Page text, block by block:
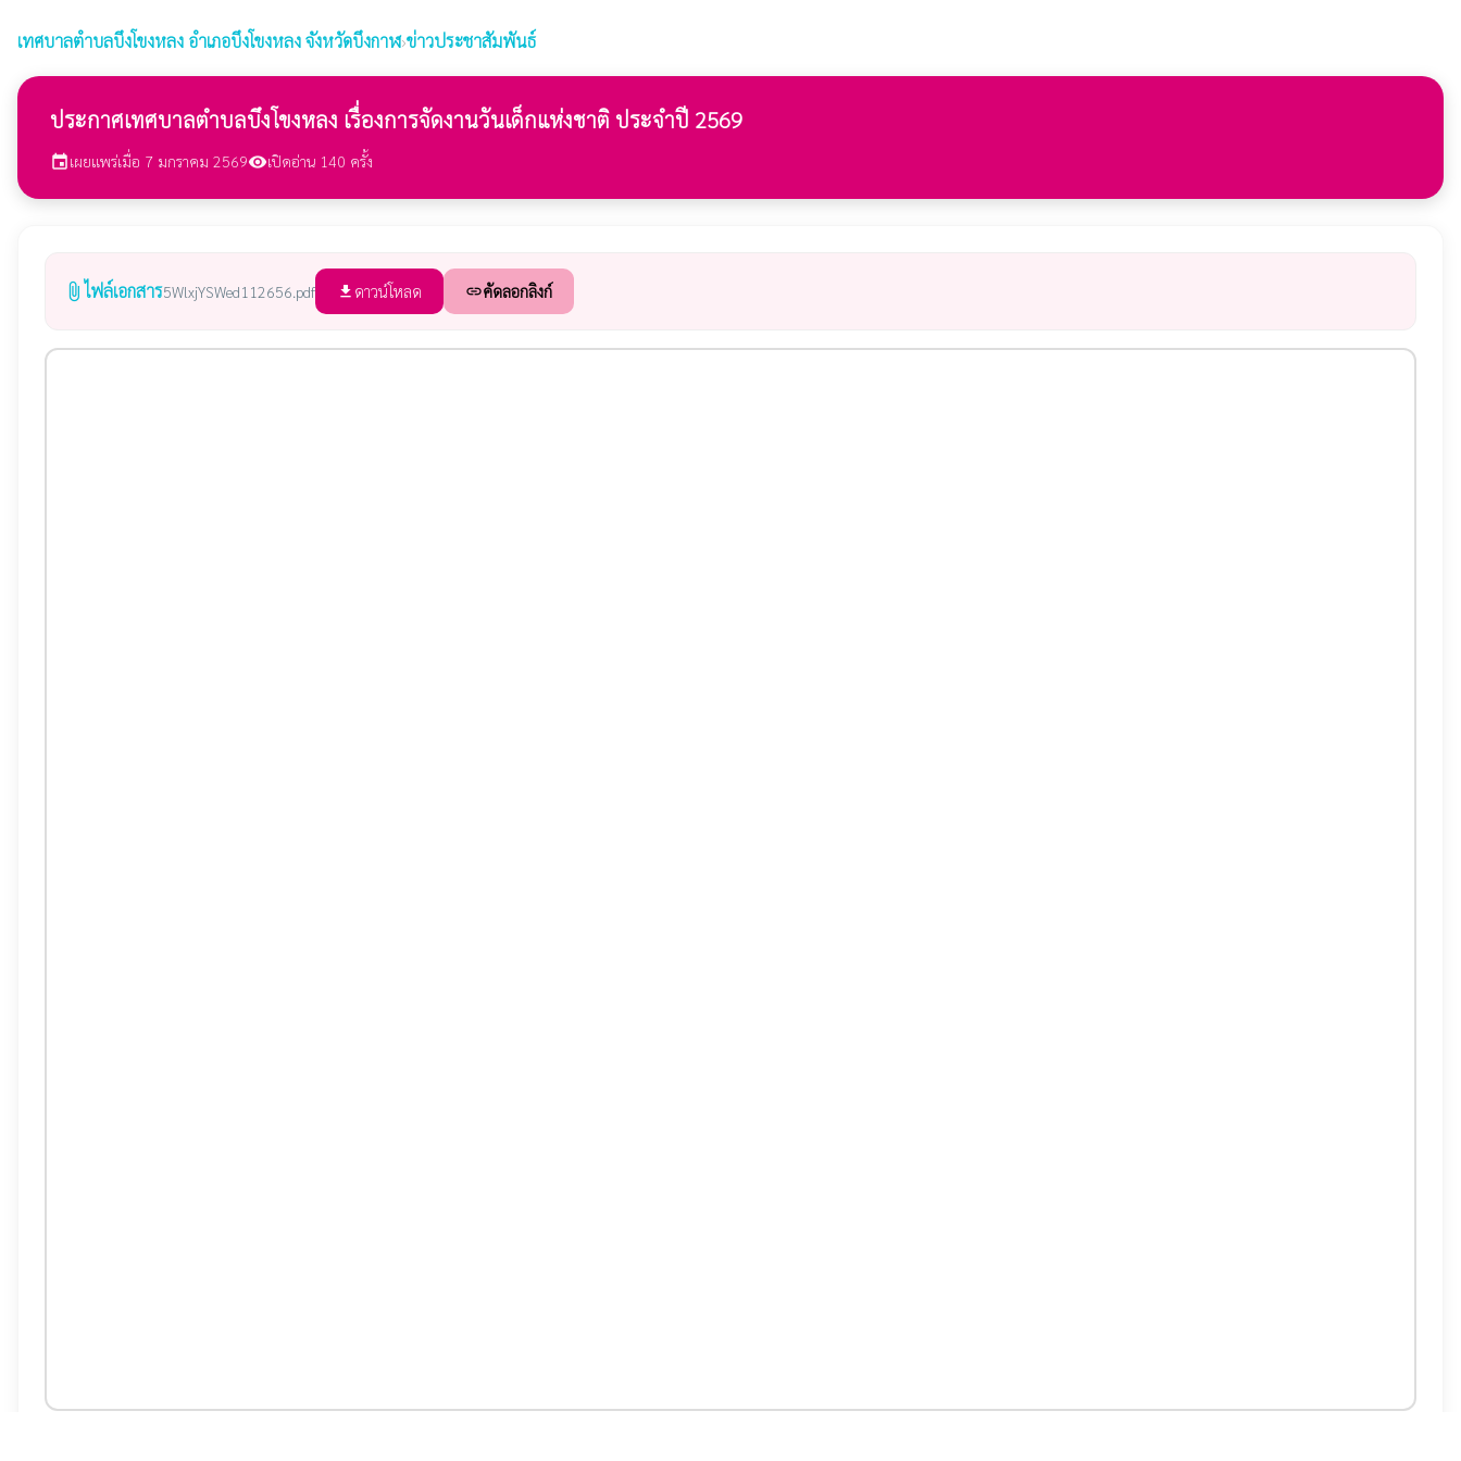
เทศบาลตำบลบึงโขงหลง อำเภอบึงโขงหลง จังหวัดบึงกาฬ›ข่าวประชาสัมพันธ์
ประกาศเทศบาลตำบลบึงโขงหลง เรื่องการจัดงานวันเด็กแห่งชาติ ประจำปี 2569
eventเผยแพร่เมื่อ 7 มกราคม 2569visibilityเปิดอ่าน 140 ครั้ง
attach_file ไฟล์เอกสาร5WlxjYSWed112656.pdf file_download ดาวน์โหลด linkคัดลอกลิงก์